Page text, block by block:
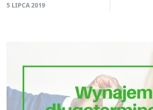
5 LIPCA 2019